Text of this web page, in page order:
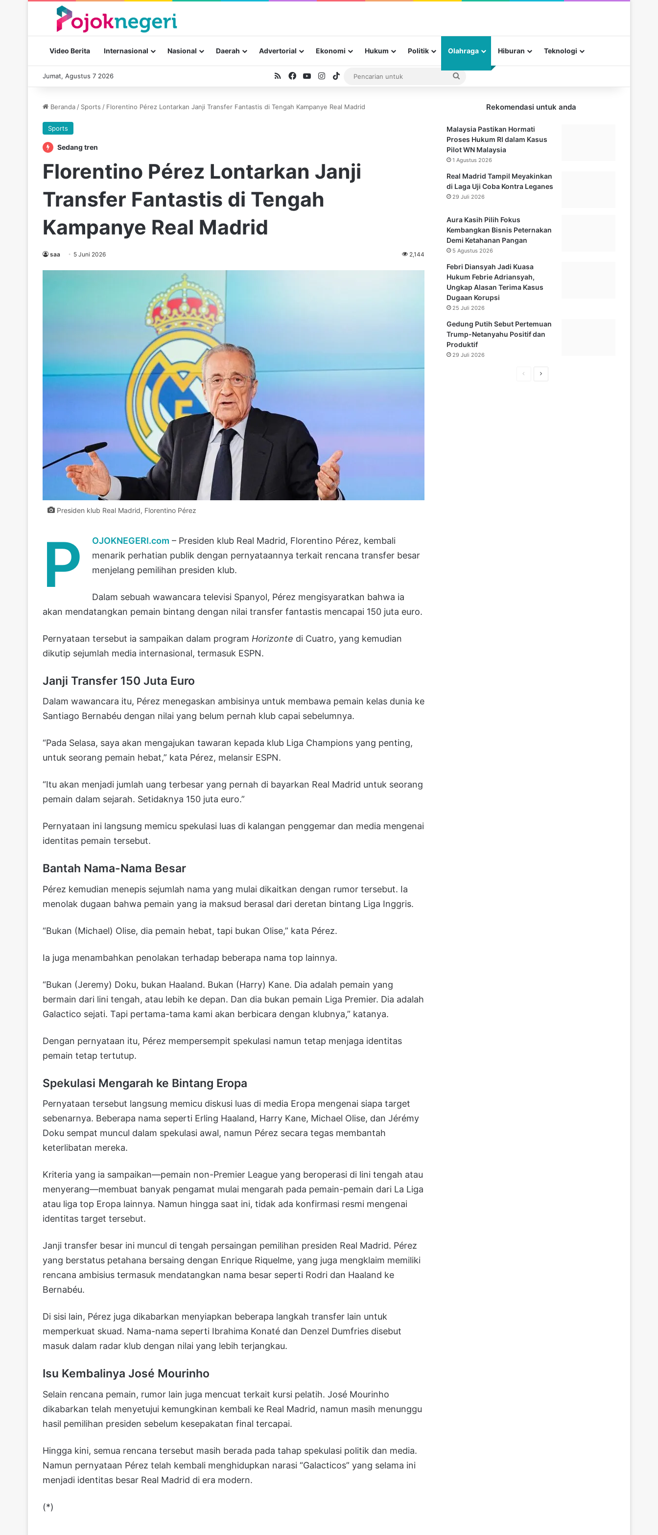
Video Berita Internasional Nasional Daerah Advertorial Ekonomi Hukum Politik Olahraga Hiburan Teknologi
Jumat, Agustus 7 2026 RSSFacebook
YouTubeInstagram
TikTok
Beranda / Sports / Florentino Pérez Lontarkan Janji Transfer Fantastis di Tengah Kampanye Real Madrid
Sports
Sedang tren
Florentino Pérez Lontarkan Janji
Transfer Fantastis di Tengah
Kampanye Real Madrid
saa 5 Juni 2026 2,144
Presiden klub Real Madrid, Florentino Pérez
P OJOKNEGERI.com – Presiden klub Real Madrid, Florentino Pérez, kembali
menarik perhatian publik dengan pernyataannya terkait rencana transfer besar
menjelang pemilihan presiden klub.
Dalam sebuah wawancara televisi Spanyol, Pérez mengisyaratkan bahwa ia
akan mendatangkan pemain bintang dengan nilai transfer fantastis mencapai 150 juta euro.
Pernyataan tersebut ia sampaikan dalam program Horizonte di Cuatro, yang kemudian
dikutip sejumlah media internasional, termasuk ESPN.
Janji Transfer 150 Juta Euro
Dalam wawancara itu, Pérez menegaskan ambisinya untuk membawa pemain kelas dunia ke
Santiago Bernabéu dengan nilai yang belum pernah klub capai sebelumnya.
“Pada Selasa, saya akan mengajukan tawaran kepada klub Liga Champions yang penting,
untuk seorang pemain hebat,” kata Pérez, melansir ESPN.
“Itu akan menjadi jumlah uang terbesar yang pernah di bayarkan Real Madrid untuk seorang
pemain dalam sejarah. Setidaknya 150 juta euro.”
Pernyataan ini langsung memicu spekulasi luas di kalangan penggemar dan media mengenai
identitas pemain tersebut.
Bantah Nama-Nama Besar
Pérez kemudian menepis sejumlah nama yang mulai dikaitkan dengan rumor tersebut. Ia
menolak dugaan bahwa pemain yang ia maksud berasal dari deretan bintang Liga Inggris.
“Bukan (Michael) Olise, dia pemain hebat, tapi bukan Olise,” kata Pérez.
Ia juga menambahkan penolakan terhadap beberapa nama top lainnya.
“Bukan (Jeremy) Doku, bukan Haaland. Bukan (Harry) Kane. Dia adalah pemain yang
bermain dari lini tengah, atau lebih ke depan. Dan dia bukan pemain Liga Premier. Dia adalah
Galactico sejati. Tapi pertama-tama kami akan berbicara dengan klubnya,” katanya.
Dengan pernyataan itu, Pérez mempersempit spekulasi namun tetap menjaga identitas
pemain tetap tertutup.
Spekulasi Mengarah ke Bintang Eropa
Pernyataan tersebut langsung memicu diskusi luas di media Eropa mengenai siapa target
sebenarnya. Beberapa nama seperti Erling Haaland, Harry Kane, Michael Olise, dan Jérémy
Doku sempat muncul dalam spekulasi awal, namun Pérez secara tegas membantah
keterlibatan mereka.
Kriteria yang ia sampaikan—pemain non-Premier League yang beroperasi di lini tengah atau
menyerang—membuat banyak pengamat mulai mengarah pada pemain-pemain dari La Liga
atau liga top Eropa lainnya. Namun hingga saat ini, tidak ada konfirmasi resmi mengenai
identitas target tersebut.
Janji transfer besar ini muncul di tengah persaingan pemilihan presiden Real Madrid. Pérez
yang berstatus petahana bersaing dengan Enrique Riquelme, yang juga mengklaim memiliki
rencana ambisius termasuk mendatangkan nama besar seperti Rodri dan Haaland ke
Bernabéu.
Di sisi lain, Pérez juga dikabarkan menyiapkan beberapa langkah transfer lain untuk
memperkuat skuad. Nama-nama seperti Ibrahima Konaté dan Denzel Dumfries disebut
masuk dalam radar klub dengan nilai yang lebih terjangkau.
Isu Kembalinya José Mourinho
Selain rencana pemain, rumor lain juga mencuat terkait kursi pelatih. José Mourinho
dikabarkan telah menyetujui kemungkinan kembali ke Real Madrid, namun masih menunggu
hasil pemilihan presiden sebelum kesepakatan final tercapai.
Hingga kini, semua rencana tersebut masih berada pada tahap spekulasi politik dan media.
Namun pernyataan Pérez telah kembali menghidupkan narasi “Galacticos” yang selama ini
menjadi identitas besar Real Madrid di era modern.
(*)
Rekomendasi untuk anda
Malaysia Pastikan Hormati
Proses Hukum RI dalam Kasus
Pilot WN Malaysia
1 Agustus 2026
Real Madrid Tampil Meyakinkan
di Laga Uji Coba Kontra Leganes
29 Juli 2026
Aura Kasih Pilih Fokus
Kembangkan Bisnis Peternakan
Demi Ketahanan Pangan
5 Agustus 2026
Febri Diansyah Jadi Kuasa
Hukum Febrie Adriansyah,
Ungkap Alasan Terima Kasus
Dugaan Korupsi
25 Juli 2026
Gedung Putih Sebut Pertemuan
Trump-Netanyahu Positif dan
Produktif
29 Juli 2026
HalamanHalaman